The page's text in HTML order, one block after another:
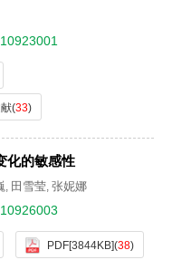
(33)
化的敏感性
, 田雪莹, 张妮娜
PDF[3844KB](38)